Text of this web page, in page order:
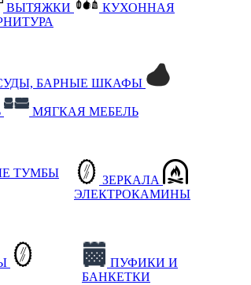
ВЫТЯЖКИ
КУХОННАЯ
БАРНЫЕ ШКАФЫ
МЯГКАЯ МЕБЕЛЬ
ТУМБЫ
ЗЕРКАЛА
ЭЛЕКТРОКАМИНЫ
ПУФИКИ И
БАНКЕТКИ